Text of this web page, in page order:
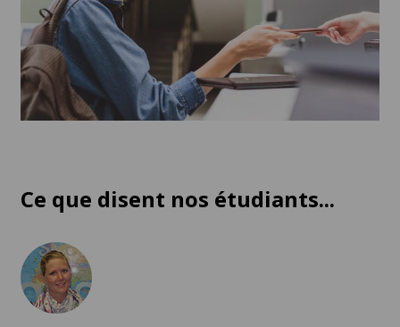
Ce que disent nos étudiants...